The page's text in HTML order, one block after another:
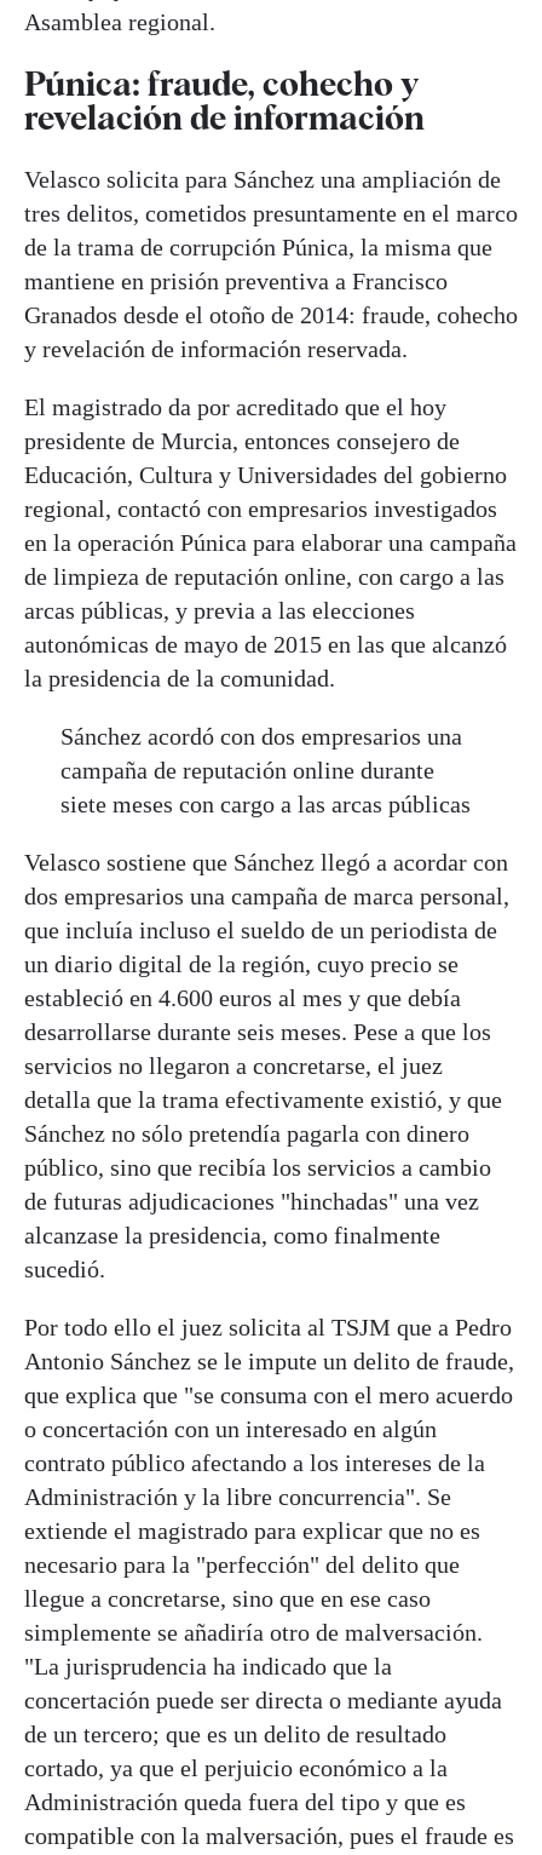
Asamblea regional.
Púnica: fraude, cohecho y
revelación de información
Velasco solicita para Sánchez una ampliación de
tres delitos, cometidos presuntamente en el marco
de la trama de corrupción Púnica, la misma que
mantiene en prisión preventiva a Francisco
Granados desde el otoño de 2014: fraude, cohecho
y revelación de información reservada.
El magistrado da por acreditado que el hoy
presidente de Murcia, entonces consejero de
Educación, Cultura y Universidades del gobierno
regional, contactó con empresarios investigados
en la operación Púnica para elaborar una campaña
de limpieza de reputación online, con cargo a las
arcas públicas, y previa a las elecciones
autonómicas de mayo de 2015 en las que alcanzó
la presidencia de la comunidad.
Sánchez acordó con dos empresarios una
campaña de reputación online durante
siete meses con cargo a las arcas públicas
Velasco sostiene que Sánchez llegó a acordar con
dos empresarios una campaña de marca personal,
que incluía incluso el sueldo de un periodista de
un diario digital de la región, cuyo precio se
estableció en 4.600 euros al mes y que debía
desarrollarse durante seis meses. Pese a que los
servicios no llegaron a concretarse, el juez
detalla que la trama efectivamente existió, y que
Sánchez no sólo pretendía pagarla con dinero
público, sino que recibía los servicios a cambio
de futuras adjudicaciones "hinchadas" una vez
alcanzase la presidencia, como finalmente
sucedió.
Por todo ello el juez solicita al TSJM que a Pedro
Antonio Sánchez se le impute un delito de fraude,
que explica que "se consuma con el mero acuerdo
o concertación con un interesado en algún
contrato público afectando a los intereses de la
Administración y la libre concurrencia". Se
extiende el magistrado para explicar que no es
necesario para la "perfección" del delito que
llegue a concretarse, sino que en ese caso
simplemente se añadiría otro de malversación.
"La jurisprudencia ha indicado que la
concertación puede ser directa o mediante ayuda
de un tercero; que es un delito de resultado
cortado, ya que el perjuicio económico a la
Administración queda fuera del tipo y que es
compatible con la malversación, pues el fraude es